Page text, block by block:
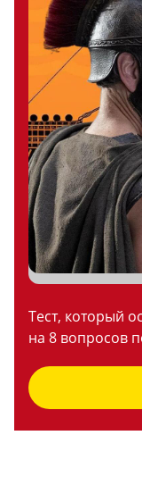
Тест, который
на 8 вопросов